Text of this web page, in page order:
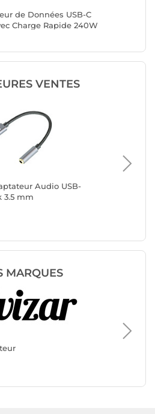
de Données USB-C
Charge Rapide 240W
VENTES
Audio USB-
3.5 mm
MARQUES
Câble